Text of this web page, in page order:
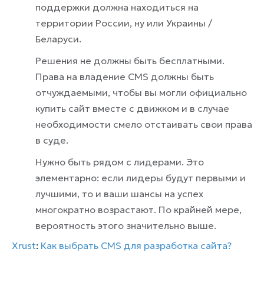
поддержки должна находиться на
территории России, ну или Украины /
Беларуси.
Решения не должны быть бесплатными.
Права на владение CMS должны быть
отчуждаемыми, чтобы вы могли официально
купить сайт вместе с движком и в случае
необходимости смело отстаивать свои права
в суде.
Нужно быть рядом с лидерами. Это
элементарно: если лидеры будут первыми и
лучшими, то и ваши шансы на успех
многократно возрастают. По крайней мере,
вероятность этого значительно выше.
Xrust: Как выбрать CMS для разработка сайта?